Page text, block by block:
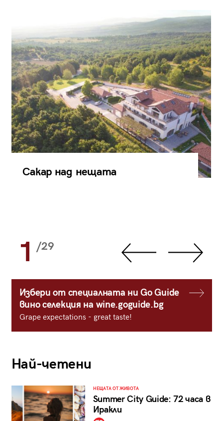
Сакар над нещата
1 /29
Избери от специалната ни Go Guide
вино селекция на wine.goguide.bg
Grape expectations - great taste!
Най-четени
НЕЩАТА ОТ ЖИВОТА
Summer City Guide: 72 часа в
Иракли